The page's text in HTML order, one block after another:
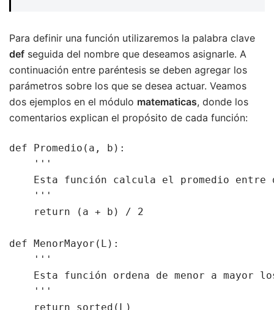
Para definir una función utilizaremos la palabra clave
def seguida del nombre que deseamos asignarle. A
continuación entre paréntesis se deben agregar los
parámetros sobre los que se desea actuar. Veamos
dos ejemplos en el módulo matematicas, donde los
comentarios explican el propósito de cada función:
def Promedio(a, b):
    '''
Esta función calcula el promedio entre
    '''
    return (a + b) / 2
def MenorMayor(L):
    '''
Esta función ordena de menor a mayor
    '''
    return sorted(L)